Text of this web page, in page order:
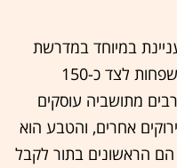
במיוחד במדרשת
בן-גוריון, שבה מתגוררים כ-360 משפחות לצד כ-150
מתושביה עוסקים
ירוקים אחרים, והטבע הוא
הראשונים בתור לקבל